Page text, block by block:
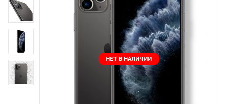
НЕТ В НАЛИЧИИ